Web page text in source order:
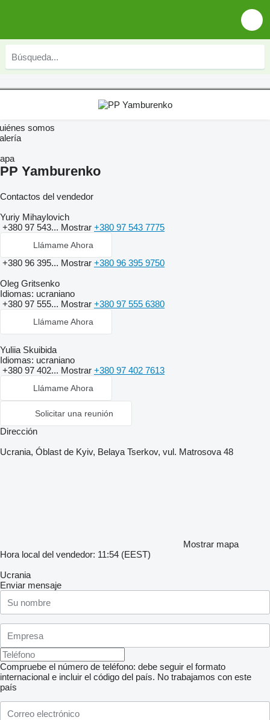
somos
PP Yamburenko
Contactos del vendedor
Yuriy Mihaylovich
+380 97 543... Mostrar +380 97 543 7775
Llámame Ahora
+380 96 395... Mostrar +380 96 395 9750
Oleg Gritsenko
Idiomas: ucraniano
+380 97 555... Mostrar +380 97 555 6380
Llámame Ahora
Yuliia Skuibida
Idiomas: ucraniano
+380 97 402... Mostrar +380 97 402 7613
Llámame Ahora
Solicitar una reunión
Dirección
Ucrania, Óblast de Kyiv, Belaya Tserkov, vul. Matrosova 48
Mostrar mapa
Hora local del vendedor: 11:54 (EEST)
Ucrania
Enviar mensaje
Compruebe el número de teléfono: debe seguir el formato
internacional e incluir el código del país. No trabajamos con este
país